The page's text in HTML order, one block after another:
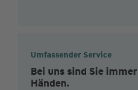
Umfassender Service
Bei uns sind Sie
Händen.